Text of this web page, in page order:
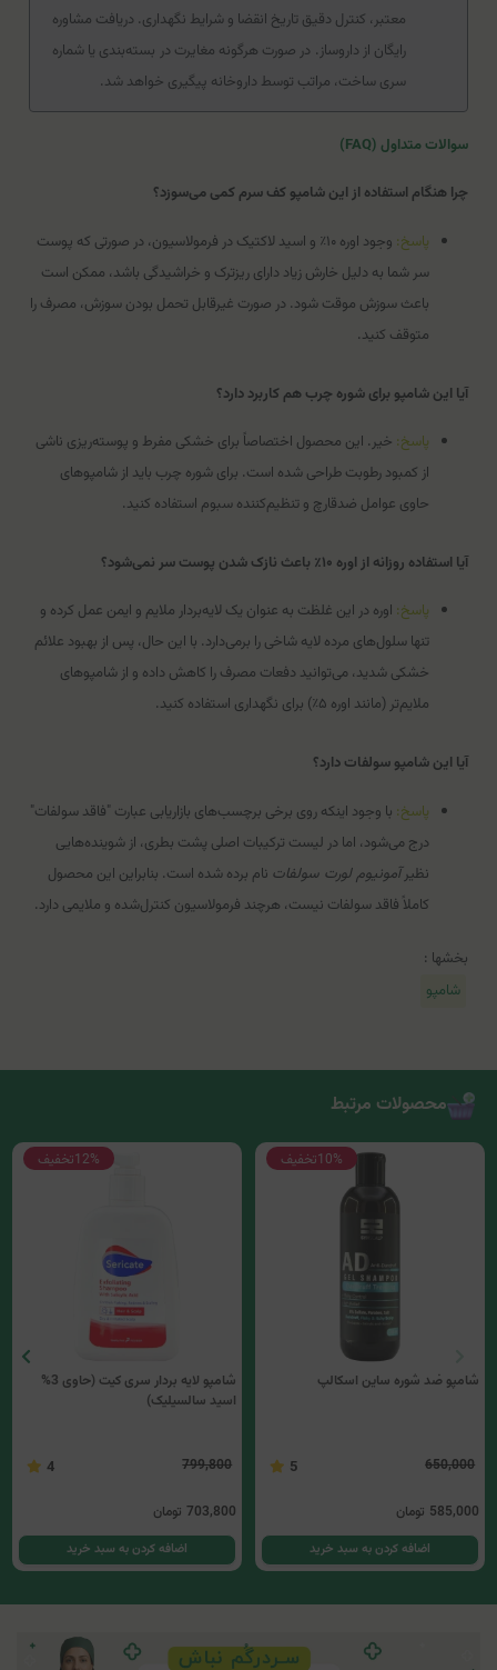
معتبر، کنترل دقیق تاریخ انقضا و شرایط نگهداری. دریافت مشاوره
رایگان از داروساز. در صورت هرگونه مغایرت در بسته‌بندی یا شماره
سری ساخت، مراتب توسط داروخانه پیگیری خواهد شد.
سوالات متداول (FAQ)
چرا هنگام استفاده از این شامپو کف سرم کمی می‌سوزد؟
پاسخ:
وجود اوره ۱۰٪ و اسید لاکتیک در فرمولاسیون، در صورتی که پوست
سر شما به دلیل خارش زیاد دارای ریزترک و خراشیدگی باشد، ممکن است
باعث سوزش موقت شود. در صورت غیرقابل تحمل بودن سوزش، مصرف را
متوقف کنید.
آیا این شامپو برای شوره چرب هم کاربرد دارد؟
پاسخ: خیر. این محصول اختصاصاً برای خشکی مفرط و پوسته‌ریزی ناشی
از کمبود رطوبت طراحی شده است. برای شوره چرب باید از شامپوهای
حاوی عوامل ضدقارچ و تنظیم‌کننده سبوم استفاده کنید.
آیا استفاده روزانه از اوره ۱۰٪ باعث نازک شدن پوست سر نمی‌شود؟
پاسخ: اوره در این غلظت به عنوان یک لایه‌بردار ملایم و ایمن عمل کرده و
تنها سلول‌های مرده لایه شاخی را برمی‌دارد. با این حال، پس از بهبود علائم
خشکی شدید، می‌توانید دفعات مصرف را کاهش داده و از شامپوهای
ملایم‌تر (مانند اوره ۵٪) برای نگهداری استفاده کنید.
آیا این شامپو سولفات دارد؟
پاسخ: با وجود اینکه روی برخی برچسب‌های بازاریابی عبارت "فاقد سولفات"
درج می‌شود، اما در لیست ترکیبات اصلی پشت بطری، از شوینده‌هایی
نظیرآمونیوم لورت سولفات نام برده شده است. بنابراین این محصول
کاملاً فاقد سولفات نیست، هرچند فرمولاسیون کنترل‌شده و ملایمی دارد.
بخشها :
شامپو
محصولات مرتبط
10%تخفیف
شامپو ضد شوره ساین اسکالپ
650,000
5
585,000 تومان
اضافه کردن به سبد خرید
12%تخفیف
شامپو لایه بردار سری کیت (حاوی 3%
اسید سالسیلیک)
799,800
4
703,800 تومان
اضافه کردن به سبد خرید